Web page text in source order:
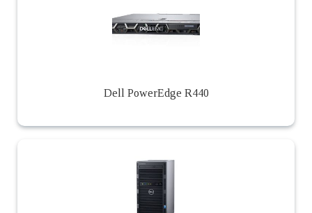
Dell PowerEdge R440